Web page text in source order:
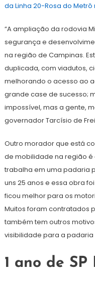
da Linha 20-Rosa do Metrô
“A ampliação da rodovia
segurança e
na região de Campinas.
duplicada, com viadutos,
melhorando o acesso ao
grande case de sucesso;
impossível, mas a gente,
governador Tarcísio de
Outro morador que está
de mobilidade na região é
trabalha em uma padaria
uns 25 anos e essa obra
ficou melhor para os
Muitos foram contratados
também tem outros
visibilidade para a
1 ano de